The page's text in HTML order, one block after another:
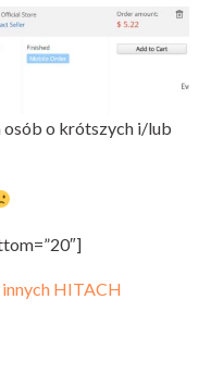
o krótszych i/lub
HITACH